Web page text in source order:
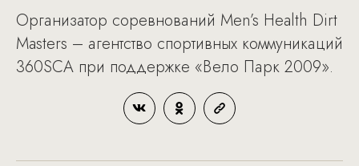
Организатор соревнований Men’s Health Dirt
Masters – агентство спортивных коммуникаций
360SCA при поддержке «Вело Парк 2009».